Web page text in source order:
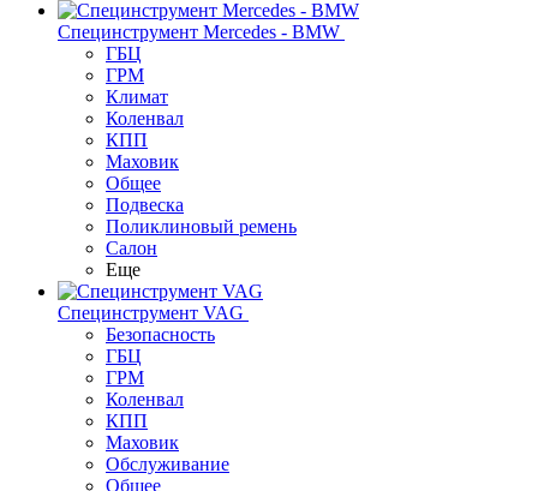
Специнструмент Mercedes - BMW
ГБЦ
ГРМ
Климат
Коленвал
КПП
Маховик
Общее
Подвеска
Поликлиновый ремень
Салон
Еще
Специнструмент VAG
Безопасность
ГБЦ
ГРМ
Коленвал
КПП
Маховик
Обслуживание
Общее